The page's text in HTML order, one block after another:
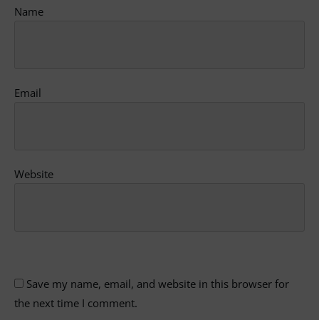
Name
Email
Website
Save my name, email, and website in this browser for
the next time I comment.